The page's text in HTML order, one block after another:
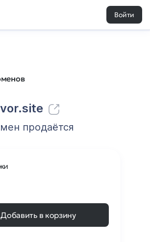
Войти
52 0
продаётся
Добавить в корзину